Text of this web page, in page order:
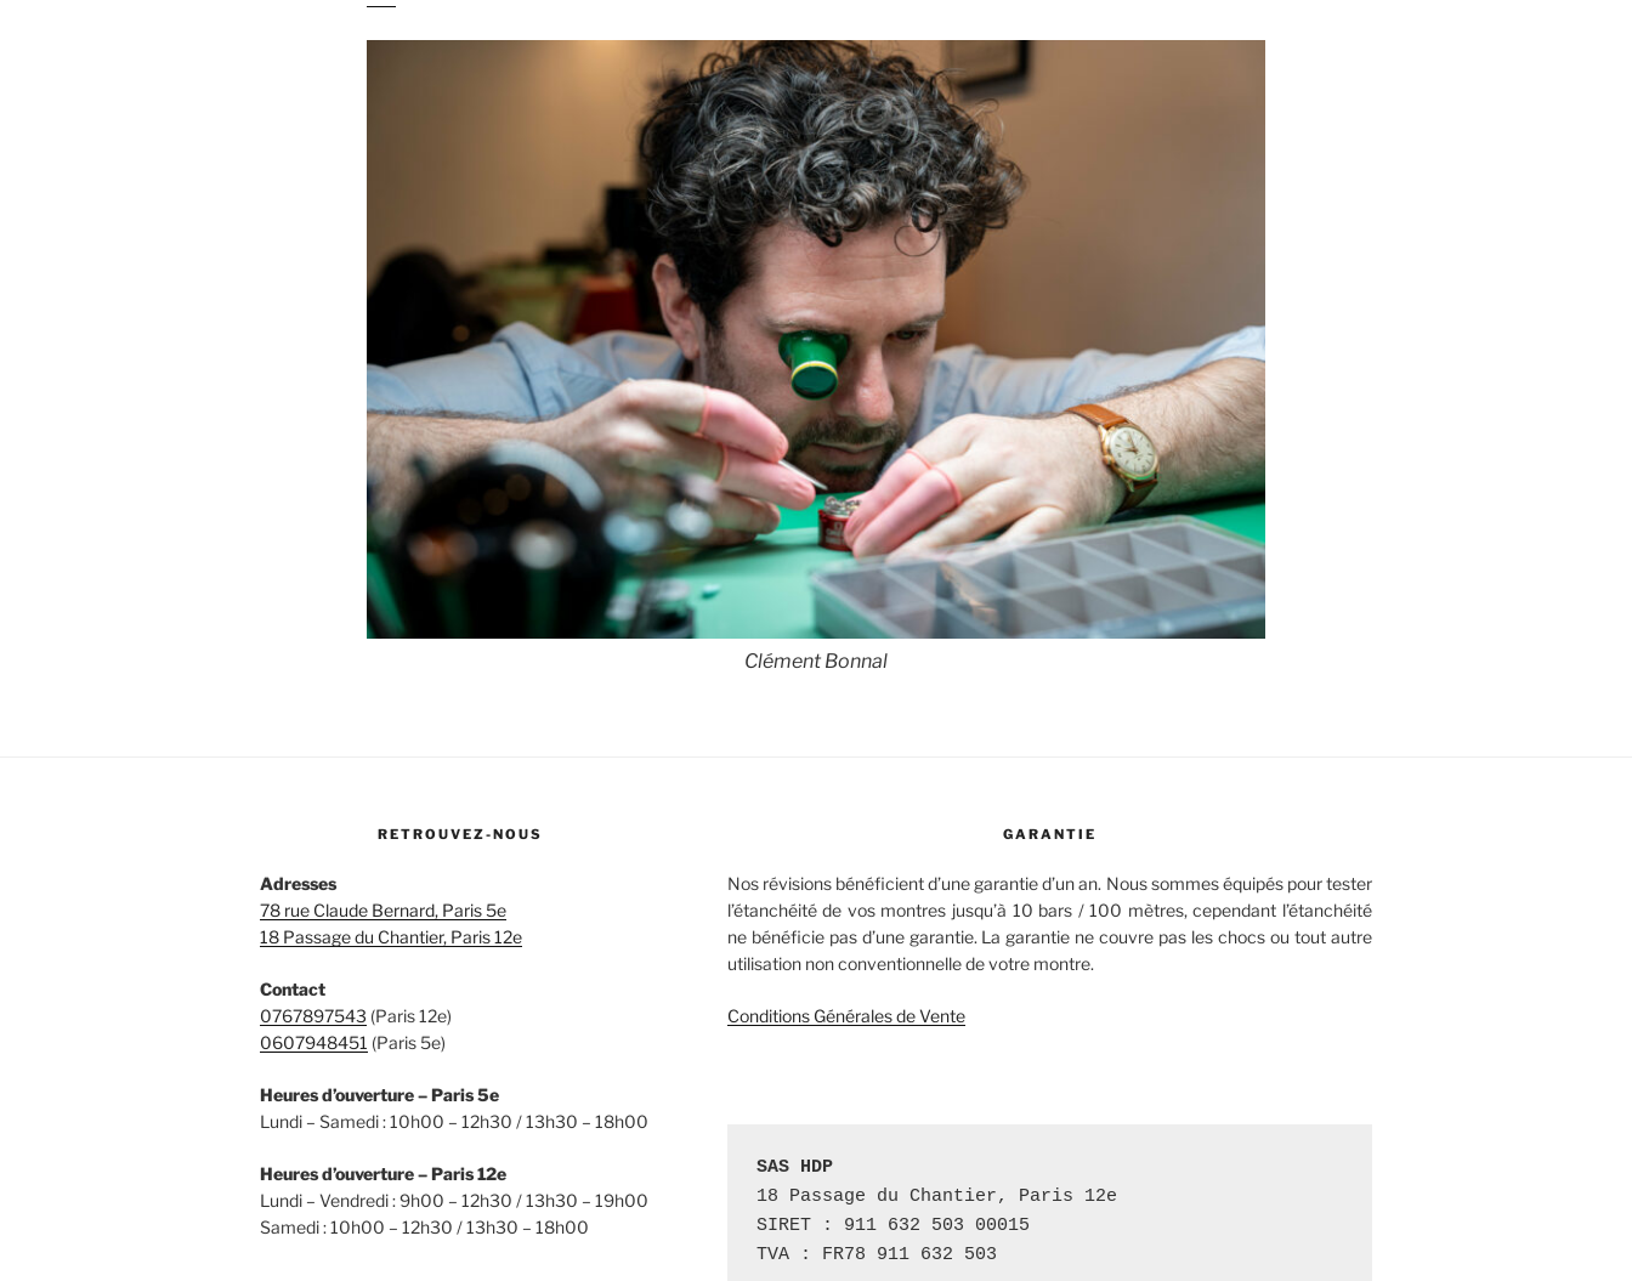
Clément Bonnal
RETROUVEZ-NOUS
Adresses
78 rue Claude Bernard, Paris 5e
18 Passage du Chantier, Paris 12e
Contact
0767897543 (Paris 12e)
0607948451 (Paris 5e)
Heures d’ouverture – Paris 5e
Lundi – Samedi : 10h00 – 12h30 / 13h30 – 18h00
Heures d’ouverture – Paris 12e
Lundi – Vendredi : 9h00 – 12h30 / 13h30 – 19h00
Samedi : 10h00 – 12h30 / 13h30 – 18h00
GARANTIE
Nos révisions bénéficient d’une garantie d’un an. Nous sommes équipés pour tester
l’étanchéité de vos montres jusqu’à 10 bars / 100 mètres, cependant l’étanchéité
ne bénéficie pas d’une garantie. La garantie ne couvre pas les chocs ou tout autre
utilisation non conventionnelle de votre montre.
Conditions Générales de Vente
SAS HDP
18 Passage du Chantier, Paris 12e
SIRET : 911 632 503 00015
TVA : FR78 911 632 503